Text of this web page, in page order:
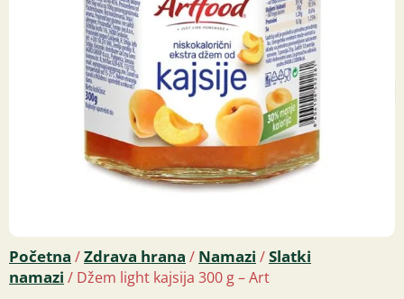
Početna /Zdrava hrana / Namazi /Slatki
namazi / Džem light kajsija 300 g – Art